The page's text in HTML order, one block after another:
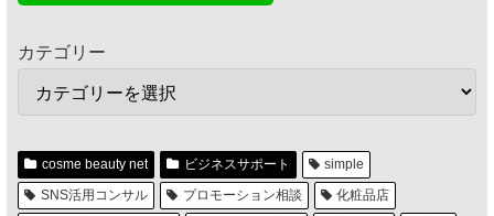
カテゴリー
cosme beauty net ビジネスサポート
simple
SNS活用コンサル
プロモーション相談
化粧品店